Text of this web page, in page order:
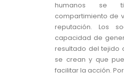
humanos se
compartimiento de
reputación. Los
capacidad de
resultado del tejido
se crean y que
facilitar la acción.